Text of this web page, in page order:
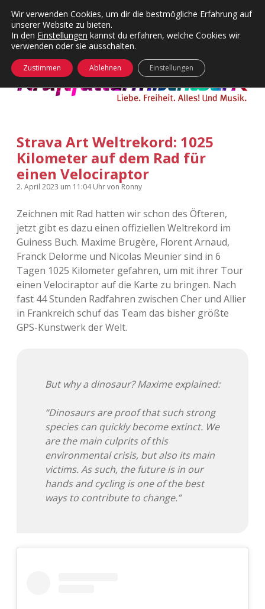
Kategorien
Menü
24 Hours Chilling
Die Wende
KFMW-Disco
kfmw.stuff
Nur mal so
Täglicher Sinnwahn
Visuelles
Wandnotizen
KFMW-Disco
Dates
Contact
Adventskalender
Adventskalender 2011
Adventskalender 2012
Adventskalender 2013
Adventskalender 2014
Adventskalender 2018
Adventskalender 2019
Adventskalender 2020
soundcloudBluesky
öffnen
Strava Art Weltrekord: 1025
Kilometer auf dem Rad für
einen Velociraptor
2. April 2023 um 11:04 Uhrvon Ronny
Zeichnen mit Rad hatten wir schon des Öfteren,
jetzt gibt es dazu einen offiziellen Weltrekord im
Guiness Buch. Maxime Brugère, Florent Arnaud,
Franck Delorme und Nicolas Meunier sind in 6
Tagen 1025 Kilometer gefahren, um mit ihrer Tour
einen Velociraptor auf die Karte zu bringen. Nach
fast 44 Stunden Radfahren zwischen Cher und Allier
in Frankreich schuf das Team das bisher größte
GPS-Kunstwerk der Welt.
But why a dinosaur? Maxime explained:
“Dinosaurs are proof that such strong
species can quickly become extinct. We
are the main culprits of this
environmental crisis, but also its main
victims. As such, the future is in our
hands and cycling is one of the best
ways to contribute to change.”
Wir verwenden Cookies, um dir die bestmögliche Erfahrung auf
unserer Website zu bieten.
In den Einstellungen kannst du erfahren, welche Cookies wir
verwenden oder sie ausschalten.
Zustimmen Ablehnen Einstellungen